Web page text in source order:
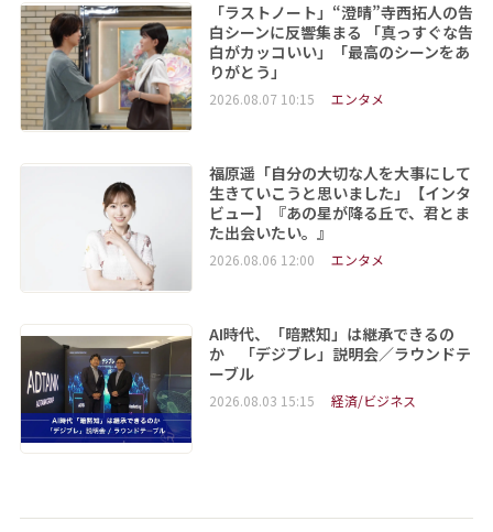
「ラストノート」“澄晴”寺西拓人の告
白シーンに反響集まる 「真っすぐな告
白がカッコいい」「最高のシーンをあ
りがとう」
2026.08.07 10:15 エンタメ
福原遥「自分の大切な人を大事にして
生きていこうと思いました」【インタ
ビュー】『あの星が降る丘で、君とま
た出会いたい。』
2026.08.06 12:00 エンタメ
AI時代、「暗黙知」は継承できるの
か 「デジブレ」説明会／ラウンドテ
ーブル
2026.08.03 15:15 経済/ビジネス